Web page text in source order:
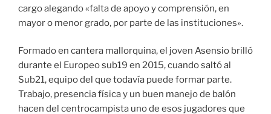
cargo alegando «falta de apoyo y comprensión, en
mayor o menor grado, por parte de las instituciones».
Formado en cantera mallorquina, el joven Asensio brilló
durante el Europeo sub19 en 2015, cuando saltó al
Sub21, equipo del que todavía puede formar parte.
Trabajo, presencia física y un buen manejo de balón
hacen del centrocampista uno de esos jugadores que